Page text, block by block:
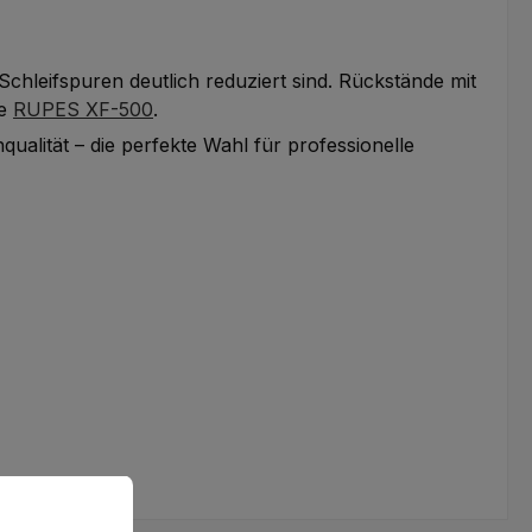
deutlich reduziert sind. Rückstände mit
RUPES XF-500.
– die perfekte Wahl für professionelle
zu machen.